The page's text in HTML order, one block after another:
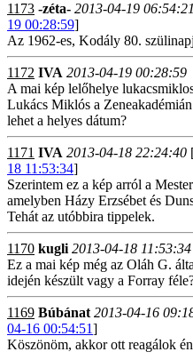
1173 -zéta- 2013-04-19 06:54:21
19 00:28:59]
Az 1962-es, Kodály 80.
1172 IVA 2013-04-19 00:28:59
A mai kép lelőhelye
Lukács Miklós a
lehet a helyes dátum?
1171 IVA 2013-04-18 22:24:40
18 11:53:34]
Szerintem ez a kép arról a
amelyben Házy Erzsébet és
Tehát az utóbbira tippelek.
1170 kugli 2013-04-18 11:53:34
Ez a mai kép még az Oláh G.
idején készült vagy a Forray
1169 Búbánat 2013-04-16
04-16 00:54:51]
Köszönöm, akkor ott reagálok